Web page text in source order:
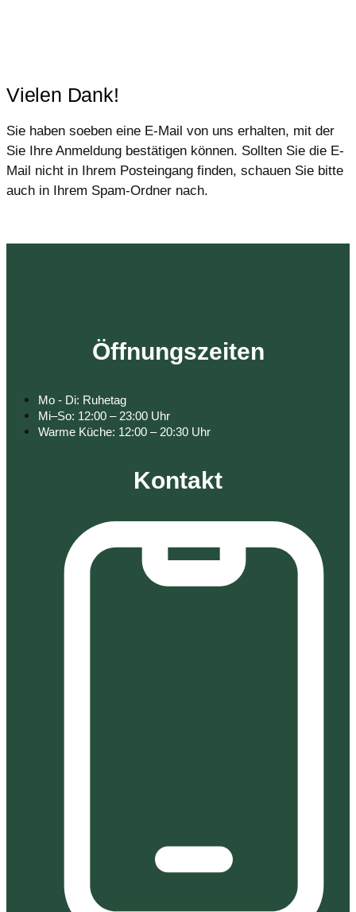
Vielen Dank!
Sie haben soeben eine E-Mail von uns erhalten, mit der
Sie Ihre Anmeldung bestätigen können. Sollten Sie die E-
Mail nicht in Ihrem Posteingang finden, schauen Sie bitte
auch in Ihrem Spam-Ordner nach.
Öffnungszeiten
Mo - Di: Ruhetag
Mi–So: 12:00 – 23:00 Uhr
Warme Küche: 12:00 – 20:30 Uhr
Kontakt